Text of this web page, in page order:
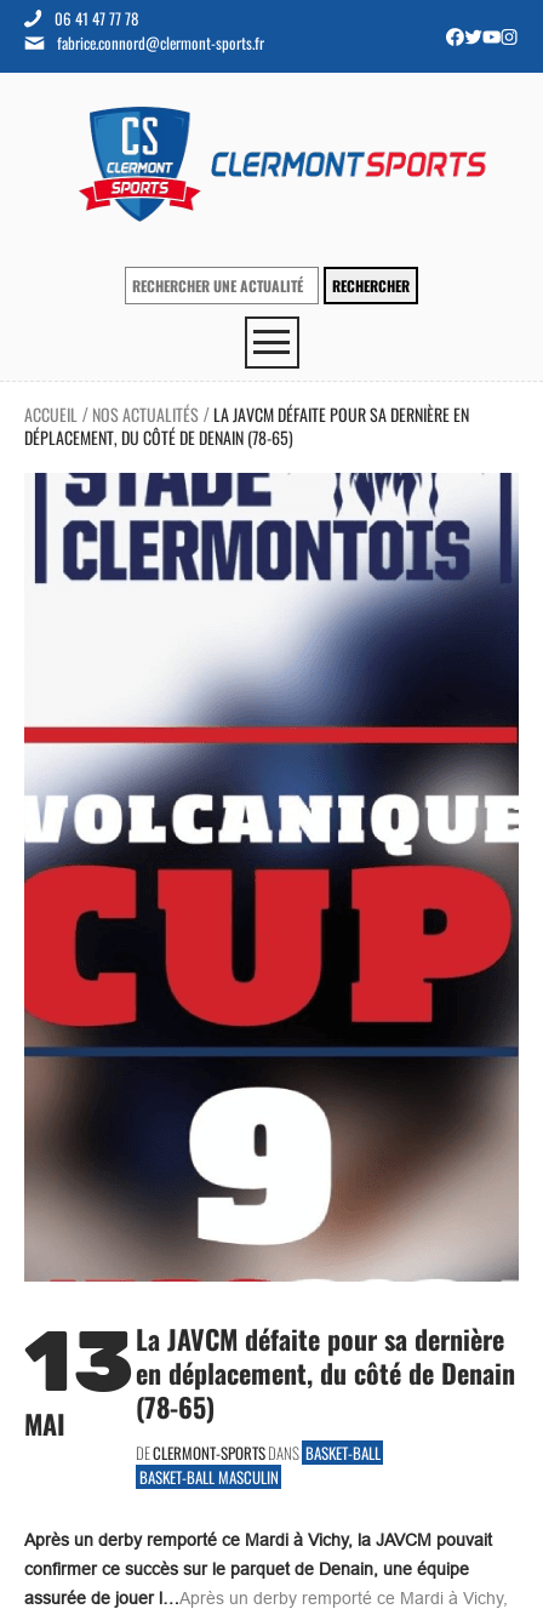
06 41 47 77 78
fabrice.connord@clermont-sports.fr
ACCUEIL / NOS ACTUALITÉS /LA JAVCM DÉFAITE POUR SA DERNIÈRE EN
DÉPLACEMENT, DU CÔTÉ DE DENAIN (78-65)
13
MAI
La JAVCM défaite pour sa dernière
en déplacement, du côté de Denain
(78-65)
DECLERMONT-SPORTSDANS BASKET-BALL
BASKET-BALL MASCULIN
Après un derby remporté ce Mardi à Vichy, la JAVCM pouvait
confirmer ce succès sur le parquet de Denain, une équipe
assurée de jouer l…Après un derby remporté ce Mardi à Vichy,